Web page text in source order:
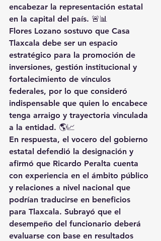
encabezar la representación estatal
en la capital del país. 🚨📊
Flores Lozano sostuvo que Casa
Tlaxcala debe ser un espacio
estratégico para la promoción de
inversiones, gestión institucional y
fortalecimiento de vínculos
federales, por lo que consideró
indispensable que quien lo encabece
tenga arraigo y trayectoria vinculada
a la entidad. 🌎📈
En respuesta, el vocero del gobierno
estatal defendió la designación y
afirmó que Ricardo Peralta cuenta
con experiencia en el ámbito público
y relaciones a nivel nacional que
podrían traducirse en beneficios
para Tlaxcala. Subrayó que el
desempeño del funcionario deberá
evaluarse con base en resultados